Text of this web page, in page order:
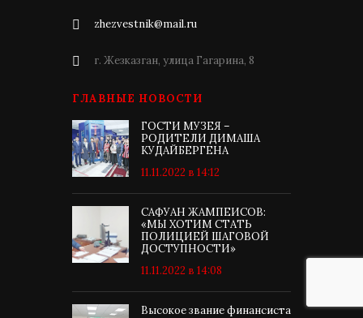
zhezvestnik@mail.ru
г. Жезказган, улица Гагарина, 8
ГЛАВНЫЕ НОВОСТИ
ГОСТИ МУЗЕЯ –
РОДИТЕЛИ ДИМАША
КУДАЙБЕРГЕНА
11.11.2022 в 14:12
САФУАН ЖАМПЕИСОВ:
«МЫ ХОТИМ СТАТЬ
ПОЛИЦИЕЙ ШАГОВОЙ
ДОСТУПНОСТИ»
11.11.2022 в 14:08
Высокое звание финансиста